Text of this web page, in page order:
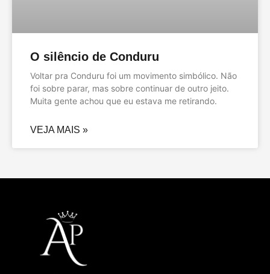
O silêncio de Conduru
Voltar pra Conduru foi um movimento simbólico. Não
foi sobre parar, mas sobre continuar de outro jeito.
Muita gente achou que eu estava me retirando.
VEJA MAIS »